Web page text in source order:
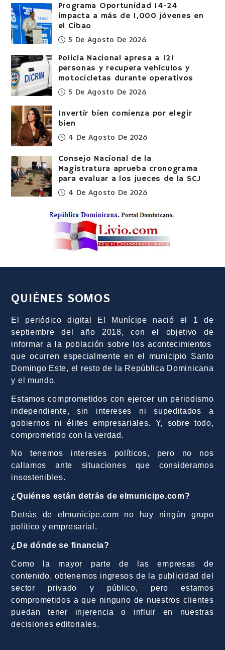
Programa Oportunidad 14-24
impacta a más de 1,000 jóvenes en
el Cibao
5 De Agosto De 2026
Policía Nacional apresa a 121
personas y recupera vehículos y
motocicletas durante operativos
5 De Agosto De 2026
Invertir bien comienza por elegir
bien
4 De Agosto De 2026
Consejo Nacional de la
Magistratura aprueba cronograma
para evaluar a los jueces de la SCJ
4 De Agosto De 2026
QUIÉNES SOMOS
El periódico digital El Munícipe nació el 1 de
septiembre del año 2018, con el objetivo de
informar a la población sobre los acontecimientos
que ocurren especialmente en el municipio Santo
Domingo Este, el resto de la República Dominicana
y el mundo.
Estamos comprometidos con ejercer un periodismo
independiente, sin intereses ni supeditados a
gobiernos ni élites empresariales. Y, sobre todo,
comprometido con la verdad.
No tenemos intereses políticos, pero no nos
callamos ante situaciones que consideramos
insostenibles.
¿Quiénes están detrás de elmunicipe.com?
Detrás de elmunicipe.com no hay ningún grupo
político y empresarial.
¿De dónde se financia?
Como la mayor parte de las empresas de
contenido, obtenemos ingresos de la publicidad del
sector privado y público, pero estamos
comprometidos a que ninguno de nuestros clientes
puedan tener injerencia o influir en nuestras
decisiones editoriales.